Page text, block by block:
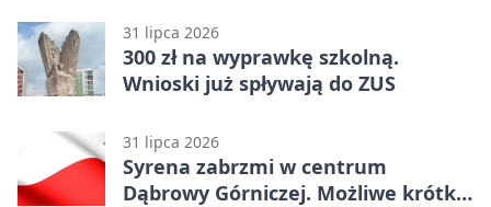
31 lipca 2026
300 zł na wyprawkę szkolną.
Wnioski już spływają do ZUS
31 lipca 2026
Syrena zabrzmi w centrum
Dąbrowy Górniczej. Możliwe krótkie